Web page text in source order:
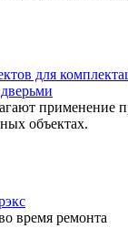
для
применение
объектах.
время ремонта